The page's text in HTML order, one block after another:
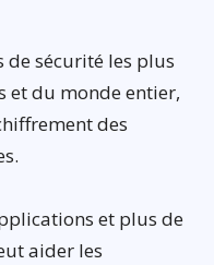
de sécurité les plus
et du monde entier,
des
et plus de
aider les